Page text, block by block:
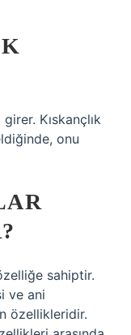
Kıskançlık
onu
sahiptir.
ve ani
özellikleridir.